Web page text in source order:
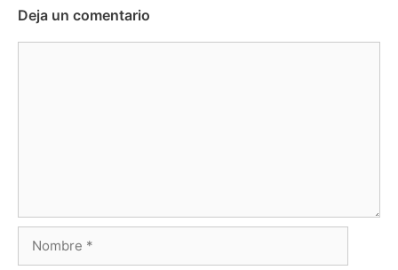
Deja un comentario